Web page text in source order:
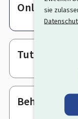
sie
Online-
Tutorials
Behörden &